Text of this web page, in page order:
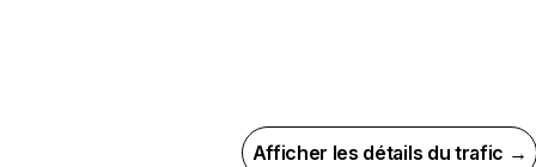
Afficher les détails du trafic →